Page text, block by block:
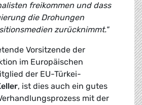
freikommen und dass
die Drohungen
zurücknimmt."
Vorsitzende der
im Europäischen
der EU-Türkei-
, ist dies auch ein gutes
mit der